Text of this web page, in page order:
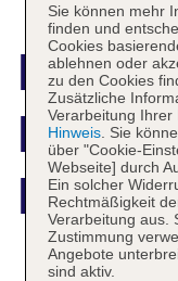
Blue
Sie können mehr
finden und
Cookies
ablehnen oder
zu den Cookies
Zusätzliche
Verarbeitung Ihrer
Hinweis. Sie
über "Cookie-
Webseite] durch
Ein solcher
Rechtmäßigkeit
Verarbeitung aus.
Zustimmung
Angebote
sind aktiv.